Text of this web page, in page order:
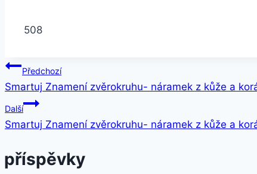
508
Navigace
pro
příspěvek
Předchozí
Smartuj Znamení zvěrokruhu- náramek z kůže a
Další
Smartuj Znamení zvěrokruhu- náramek z kůže a
příspěvky